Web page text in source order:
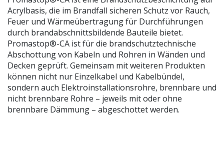
Acrylbasis, die im Brandfall sicheren Schutz vor Rauch,
Feuer und Wärmeübertragung für Durchführungen
durch brandabschnittsbildende Bauteile bietet.
Promastop®-CA ist für die brandschutztechnische
Abschottung von Kabeln und Rohren in Wänden und
Decken geprüft. Gemeinsam mit weiteren Produkten
können nicht nur Einzelkabel und Kabelbündel,
sondern auch Elektroinstallationsrohre, brennbare und
nicht brennbare Rohre – jeweils mit oder ohne
brennbare Dämmung – abgeschottet werden.